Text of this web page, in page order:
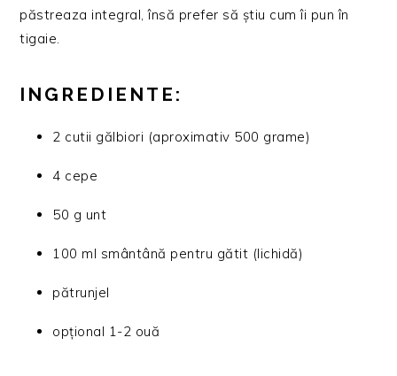
păstreaza integral, însă prefer să știu cum îi pun în
tigaie.
INGREDIENTE:
2 cutii gălbiori (aproximativ 500 grame)
4 cepe
50 g unt
100 ml smântână pentru gătit (lichidă)
pătrunjel
opțional 1-2 ouă